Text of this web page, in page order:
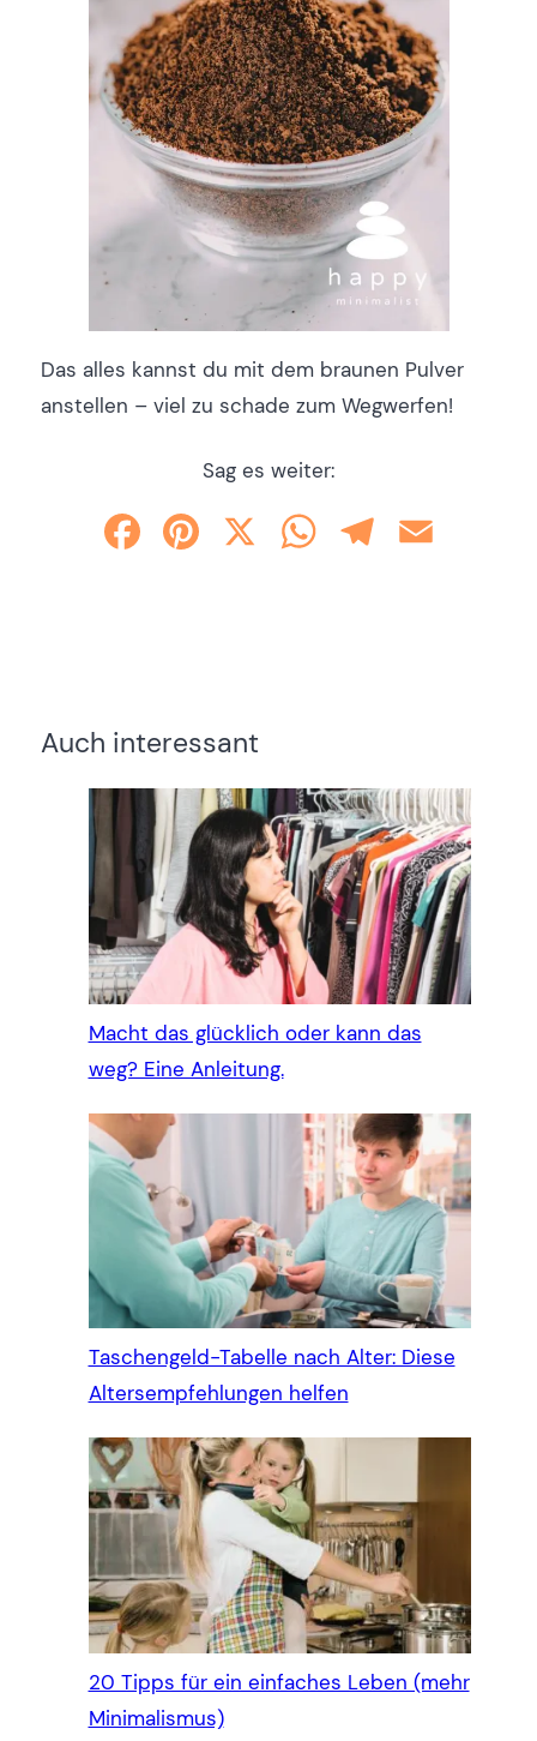
Das alles kannst du mit dem braunen Pulver
anstellen – viel zu schade zum Wegwerfen!
Sag es weiter:
FacebookPinterest WhatsAppTelegram
Auch interessant
Macht das glücklich oder kann das
weg? Eine Anleitung.
Taschengeld-Tabelle nach Alter: Diese
Altersempfehlungen helfen
20 Tipps für ein einfaches Leben (mehr
Minimalismus)